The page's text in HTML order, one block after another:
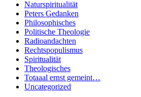
Naturspiritualität
Peters Gedanken
Philosophisches
Politische Theologie
Radioandachten
Rechtspopulismus
Spiritualität
Theologisches
Totaaal ernst gemeint…
Uncategorized